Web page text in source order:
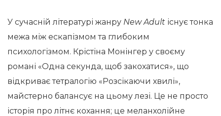
У сучасній літературі жанру New Adult існує тонка
межа між ескапізмом та глибоким
психологізмом. Крістіна Монінгер у своєму
романі «Одна секунда, щоб закохатися», що
відкриває тетралогію «Розсікаючи хвилі»,
майстерно балансує на цьому лезі. Це не просто
історія про літнє кохання; це меланхолійне